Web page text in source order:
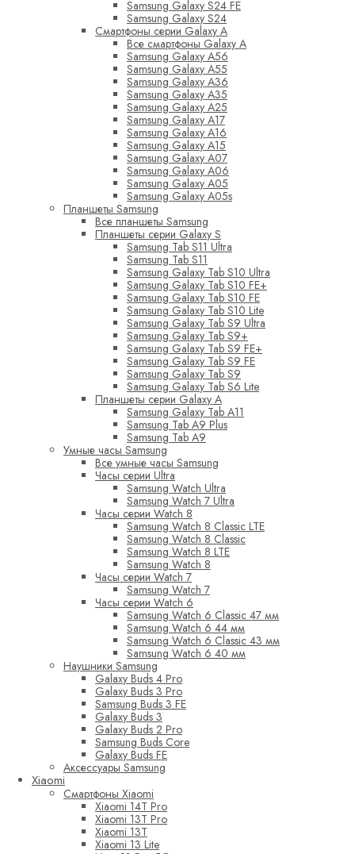
Samsung Galaxy S24 FE
Samsung Galaxy S24
Смартфоны серии Galaxy A
Все смартфоны Galaxy A
Samsung Galaxy A56
Samsung Galaxy A55
Samsung Galaxy A36
Samsung Galaxy A35
Samsung Galaxy A25
Samsung Galaxy A17
Samsung Galaxy A16
Samsung Galaxy A15
Samsung Galaxy A07
Samsung Galaxy A06
Samsung Galaxy A05
Samsung Galaxy A05s
Планшеты Samsung
Все планшеты Samsung
Планшеты серии Galaxy S
Samsung Tab S11 Ultra
Samsung Tab S11
Samsung Galaxy Tab S10 Ultra
Samsung Galaxy Tab S10 FE+
Samsung Galaxy Tab S10 FE
Samsung Galaxy Tab S10 Lite
Samsung Galaxy Tab S9 Ultra
Samsung Galaxy Tab S9+
Samsung Galaxy Tab S9 FE+
Samsung Galaxy Tab S9 FE
Samsung Galaxy Tab S9
Samsung Galaxy Tab S6 Lite
Планшеты серии Galaxy A
Samsung Galaxy Tab A11
Samsung Tab A9 Plus
Samsung Tab A9
Умные часы Samsung
Все умные часы Samsung
Часы серии Ultra
Samsung Watch Ultra
Samsung Watch 7 Ultra
Часы серии Watch 8
Samsung Watch 8 Classic LTE
Samsung Watch 8 Classic
Samsung Watch 8 LTE
Samsung Watch 8
Часы серии Watch 7
Samsung Watch 7
Часы серии Watch 6
Samsung Watch 6 Classic 47 мм
Samsung Watch 6 44 мм
Samsung Watch 6 Classic 43 мм
Samsung Watch 6 40 мм
Наушники Samsung
Galaxy Buds 4 Pro
Galaxy Buds 3 Pro
Samsung Buds 3 FE
Galaxy Buds 3
Galaxy Buds 2 Pro
Samsung Buds Core
Galaxy Buds FE
Аксессуары Samsung
Xiaomi
Смартфоны Xiaomi
Xiaomi 14T Pro
Xiaomi 13T Pro
Xiaomi 13T
Xiaomi 13 Lite